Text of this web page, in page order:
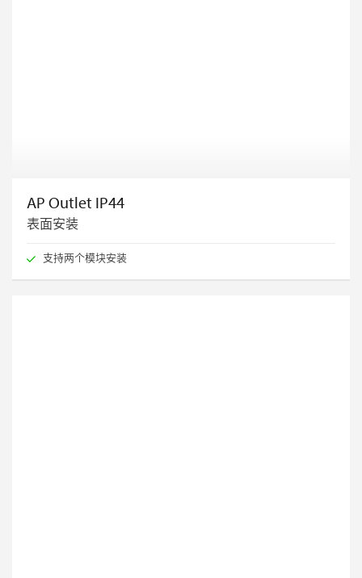
AP Outlet IP44
表面安装
支持两个模块安装